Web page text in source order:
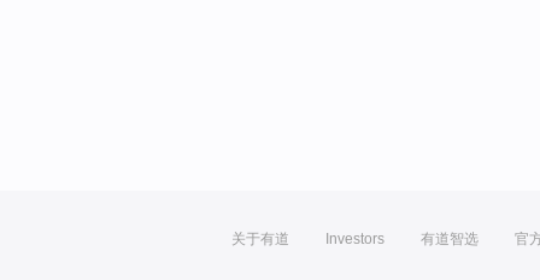
关于有道 Investors 有道智选 官